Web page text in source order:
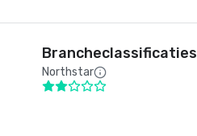
Brancheclassificaties
Northstar